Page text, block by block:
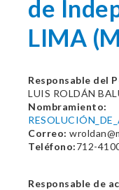
de
LIMA
Responsable del
LUIS ROLDÁN
Nombramiento:
Correo:
Teléfono:712-
Responsable de